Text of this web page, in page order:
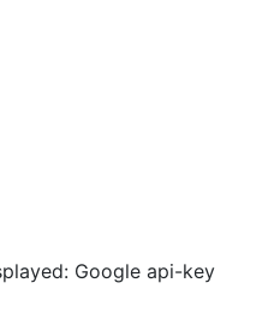
Google api-key